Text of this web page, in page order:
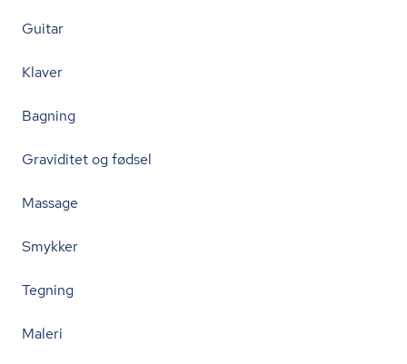
Guitar
Klaver
Bagning
Graviditet og fødsel
Massage
Smykker
Tegning
Maleri